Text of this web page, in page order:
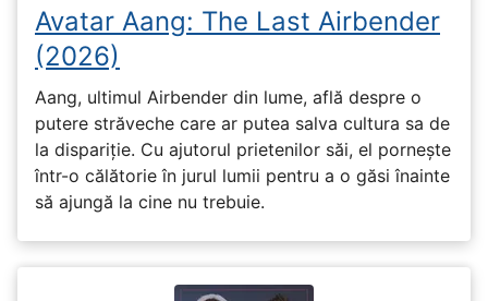
Avatar Aang: The Last Airbender
(2026)
Aang, ultimul Airbender din lume, află despre o
putere străveche care ar putea salva cultura sa de
la dispariție. Cu ajutorul prietenilor săi, el pornește
într-o călătorie în jurul lumii pentru a o găsi înainte
să ajungă la cine nu trebuie.